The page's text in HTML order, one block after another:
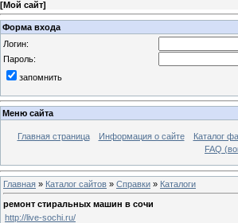
[Мой сайт]
Форма входа
Логин:
Пароль:
запомнить
Меню сайта
Главная страница Информация о сайте Каталог
FAQ
Главная » Каталог сайтов » Справки » Каталоги
ремонт стиральных машин в сочи
http://live-sochi.ru/